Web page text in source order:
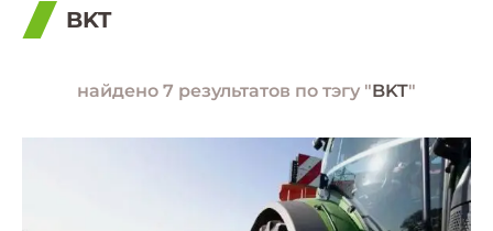
BKT
найдено 7 результатов по тэгу "BKT"